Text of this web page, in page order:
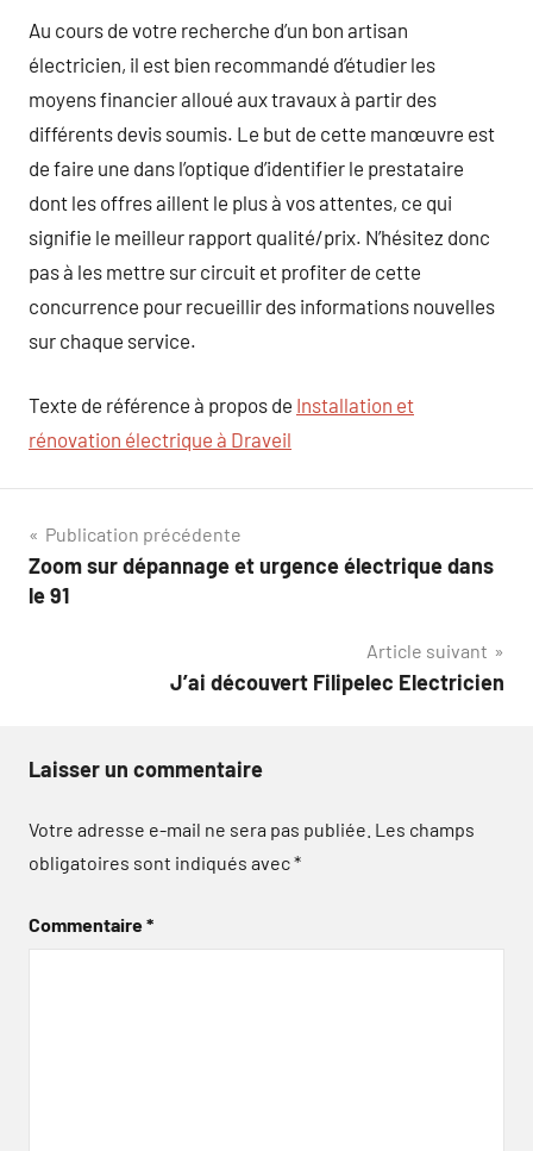
Au cours de votre recherche d’un bon artisan
électricien, il est bien recommandé d’étudier les
moyens financier alloué aux travaux à partir des
différents devis soumis. Le but de cette manœuvre est
de faire une dans l’optique d’identifier le prestataire
dont les offres aillent le plus à vos attentes, ce qui
signifie le meilleur rapport qualité/prix. N’hésitez donc
pas à les mettre sur circuit et profiter de cette
concurrence pour recueillir des informations nouvelles
sur chaque service.
Texte de référence à propos de Installation et
rénovation électrique à Draveil
Navigation
de
Publication précédente
Zoom sur dépannage et urgence électrique dans
le 91
Article suivant
J’ai découvert Filipelec Electricien
Laisser un commentaire
Votre adresse e-mail ne sera pas publiée. Les champs
obligatoires sont indiqués avec*
Commentaire*